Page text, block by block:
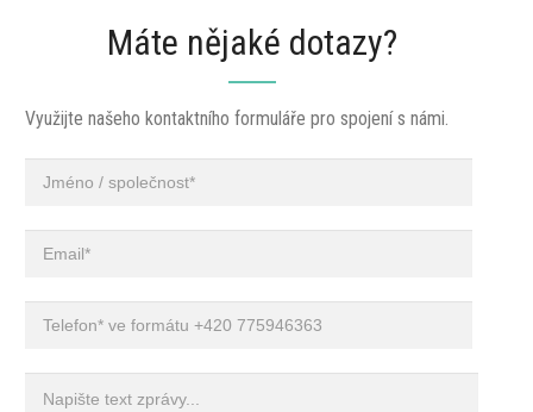
Máte nějaké dotazy?
Využijte našeho kontaktního formuláře pro spojení s námi.